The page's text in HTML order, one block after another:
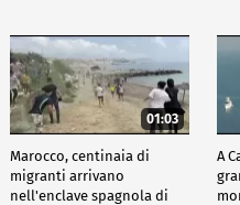
01:03
Marocco, centinaia di
migranti arrivano
nell'enclave spagnola di
A